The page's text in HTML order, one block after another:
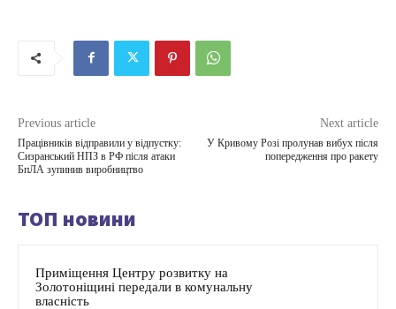
Previous article
Працівників відправили у відпустку:
Сизранський НПЗ в РФ після атаки
БпЛА зупинив виробництво
Next article
У Кривому Розі пролунав вибух після
попередження про ракету
ТОП новини
Приміщення Центру розвитку на
Золотоніщині передали в комунальну
власність